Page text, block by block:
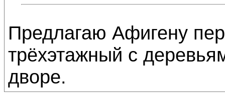
Предлагаю Афигену
трёхэтажный с
дворе.